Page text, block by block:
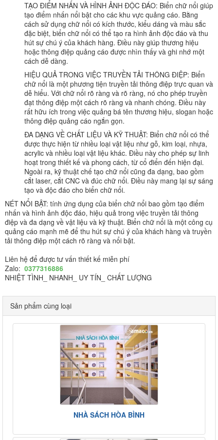
TẠO ĐIỂM NHẤN VÀ HÌNH ẢNH ĐỘC ĐÁO: Biển chữ nổi giúp
tạo điểm nhấn nổi bật cho các khu vực quảng cáo. Bằng
cách sử dụng chữ nổi có kích thước, kiểu dáng và màu sắc
đặc biệt, biển chữ nổi có thể tạo ra hình ảnh độc đáo và thu
hút sự chú ý của khách hàng. Điều này giúp thương hiệu
hoặc thông điệp quảng cáo được nhìn thấy và ghi nhớ một
cách dễ dàng.
HIỆU QUẢ TRONG VIỆC TRUYỀN TẢI THÔNG ĐIỆP: Biển
chữ nổi là một phương tiện truyền tải thông điệp trực quan và
dễ hiểu. Với chữ nổi rõ ràng và rõ ràng, nó cho phép truyền
đạt thông điệp một cách rõ ràng và nhanh chóng. Điều này
rất hữu ích trong việc quảng bá tên thương hiệu, slogan hoặc
thông điệp quảng cáo ngắn gọn.
ĐA DẠNG VỀ CHẤT LIỆU VÀ KỸ THUẬT: Biển chữ nổi có thể
được thực hiện từ nhiều loại vật liệu như gỗ, kim loại, nhựa,
acrylic và nhiều loại vật liệu khác. Điều này cho phép sự linh
hoạt trong thiết kế và phong cách, từ cổ điển đến hiện đại.
Ngoài ra, kỹ thuật chế tạo chữ nổi cũng đa dạng, bao gồm
cắt laser, cắt CNC và đúc chữ nổi. Điều này mang lại sự sáng
tạo và độc đáo cho biển chữ nổi.
NÉT NỔI BẬT: tính ứng dụng của biển chữ nổi bao gồm tạo điểm
nhấn và hình ảnh độc đáo, hiệu quả trong việc truyền tải thông
điệp và đa dạng về vật liệu và kỹ thuật. Biển chữ nổi là một công cụ
quảng cáo mạnh mẽ để thu hút sự chú ý của khách hàng và truyền
tải thông điệp một cách rõ ràng và nổi bật.
Liên hệ để được tư vấn thiết kế miễn phí
Zalo: 0377316886
NHIỆT TÌNH_ NHANH_ UY TÍN_ CHẤT LƯỢNG
Sản phẩm cùng loại
NHÀ SÁCH HÒA BÌNH